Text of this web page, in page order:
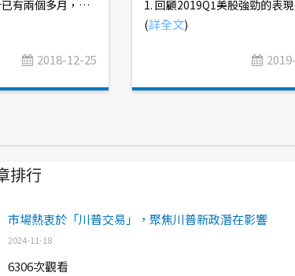
定錨新站上線至今已有兩個多月，這段時間，我們持續發表各種類型的分析報告，分享給各位錨粉。在多數時候，投資前做好深入研究的工作，絕對是加分的；但站長也發現，有些錨粉在閱讀我們的分析報告後，變得有些過於執著，忽略了「尊重市場」的重要性。當然，也有一些投資經歷較短的錨粉，看了我們的分析報告後，就會去判定多空，再對照股價來驗證看法。 但事實上，站長分享這些研究報告的初衷，並不是要提供對於股價預測的暗示性，而是根據基本面與股價的關係，擬定進退有據的策略。 德國著名的投機大師科斯托蘭尼(Andre Kostolany)曾說：「基本面與股價的關係，就像是老人與狗。老人在公園遛狗的時候，小狗活蹦亂跳，有時候會跑得很前面，有時又會停下來或四周跑，不一定會跟著老主人緩慢的步調與方向走；但是不管小狗怎麼跑，還是圍繞著老主人，而且最後會跟著主人的方向前進。」 雖然長期而言，小狗與老主人的方向一致，但短期內兩者也可能會朝反方向前進，而且「短期」可能遠比你想像的更長，或許是幾個月，甚至是好幾年的時間。如果你的操作策略，完全照著基本面分析走而失去了彈性，軋空或套牢的壓力，絕對足以讓你懷疑人生。 既然股價不見得完全照著基本面走，那研究那麼深入，又有何意義呢？其實重點在於，如何根據基本面與股價的關係，擬訂安全的因應策略。 由於基本面有好有壞，股價有漲有跌，根據不同的情況，可以產生四種排列組合。 1. 基本面好、股價上漲：此時投資人應該要知道，這波漲幅有基本面支撐，通常不會輕易回頭。如果手中有持股，途中碰到回檔時，只要基本面假設基礎沒有改變，可以多一點持有信心。 2. 基本面好、股價下跌：此時投資人應該要知道，這波下跌並不是因為公司變壞，而是股票正在變得更便宜。如果手中有持股，只要確定自己買進的成本在合理價格區間，可以多一點耐心持有，等待市場還他公道。 3. 基本面差、股價上漲：此時投資人應該要知道，這波漲幅是由其他因素驅動，例如市場派爭奪經營權、市場預期過度樂觀......等，但只要後續基本面沒有跟上，遲早會被打回原形。如果手中有持股，應該開始思考如何退場，而不是讓自己空歡喜一場。 4. 基本面差、股價下跌：此時投資人應該要知道，這波下跌是因為公司變壞，而不是股票正在變得更便宜。如果手中有持股，務必嚴格遵守停損紀律，不要損失擴大到無法彌補的程度。 再更深入地思考，老人與狗的行進方向相反，還能細分為老人在前面，或是狗在前面兩種情況，也就是目前股價相對於公司基本面評估出的合理價值，是遭到高估或低估。就算基本面好，只要漲得夠高，導致股價相對合理價值被嚴重高估，回檔時還是可以很驚人；就算基本面差，只要跌得夠深，導致股價相對合理價值被嚴重低估，也要提防來個死貓跳。 從實務面的角度來看，我們拿近期市場最夯的5G族群為例，這個產業的長期趨勢無疑偏多，但5G手機在2019~2020年的出貨量非常少，電信商基礎建設推動意願也不高，短期基本面的貢獻度有限，股價卻已經大幅上漲。此時，投資人應該要明白，這是個長線趨勢向上，但短線股價已過度反應的族群，未來隨時有可能出現大幅回檔，或是停留在原地盤整等基本面跟上。 隨著投資人性格不同，操作策略也會有所差異。如果你是個擅長操作短線的投資人，這個族群短線股價具動能，可以考慮進場做多，並根據技術面及籌碼面指標，擬定進出場機制。如果你是個偏中長線的投資人，這個族群目前可能就不太適合你，但還是可以持續關注，假使未來發生大幅回檔，就有可能會創造買點。 因此，各位讀者不應該是直線思考的方式，看到報告內容偏多就要進場買股票，而是在瞭解產業的基本面趨勢方向後，再根據股價走勢與基本面方向，以及絕對價格與合理價值的關係，搭配自身的個性及操作週期，擬訂不同的投資策略，沒有標準答案。 也因為這個原因，我們的報告內容都盡可能客觀呈現，避免使用過多表態多空方向的詞彙，希望提供給讀者的不是對於股價預測的暗示性，而是在投資決策前更多一層的基本面思考。我們也不希望讀者在做足基本面研究後，讓自己變得執著，尤其是習慣於重押持股的人，碰到基本面趨勢與股價走勢不同時，更應該學會「尊重市場」。
2018-12-25
(詳全文)
排行
市場熱衷於「川普交易」，聚焦川普新政潛在影響
2024-11-18
6306次觀看